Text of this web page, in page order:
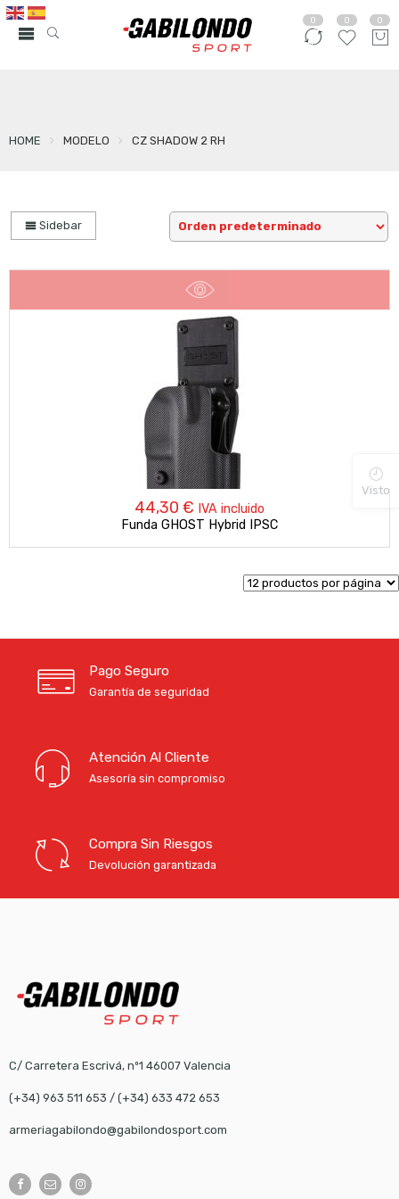
0 0 0
HOME MODELO CZ SHADOW 2 RH
Sidebar
44,30 € IVA incluido
Funda GHOST Hybrid IPSC
Pago Seguro
Garantía de seguridad
Atención Al Cliente
Asesoría sin compromiso
Compra Sin Riesgos
Devolución garantizada
C/ Carretera Escrivá, nº1 46007 Valencia
(+34) 963 511 653 / (+34) 633 472 653
armeriagabilondo@gabilondosport.com
Visto